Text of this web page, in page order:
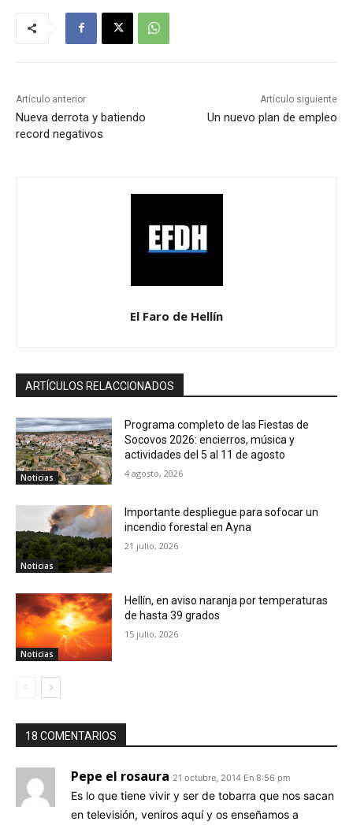
Artículo anterior
Nueva derrota y batiendo
record negativos
Artículo siguiente
Un nuevo plan de empleo
El Faro de Hellín
ARTÍCULOS RELACCIONADOS
Noticias
Programa completo de las Fiestas de
Socovos 2026: encierros, música y
actividades del 5 al 11 de agosto
4 agosto, 2026
Noticias
Importante despliegue para sofocar un
incendio forestal en Ayna
21 julio, 2026
Noticias
Hellín, en aviso naranja por temperaturas
de hasta 39 grados
15 julio, 2026
18 COMENTARIOS
Pepe el rosaura 21 octubre, 2014 En 8:56 pm
Es lo que tiene vivir y ser de tobarra que nos sacan
en televisión, veniros aquí y os enseñamos a